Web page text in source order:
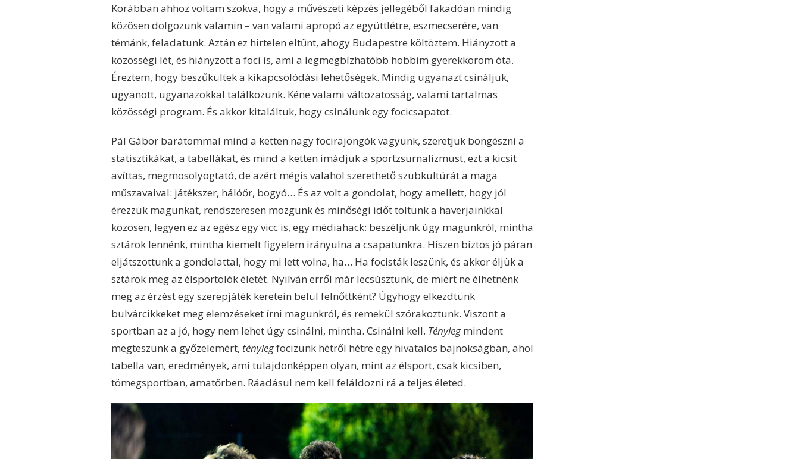
Korábban ahhoz voltam szokva, hogy a művészeti képzés jellegéből fakadóan mindig
közösen dolgozunk valamin – van valami apropó az együttlétre, eszmecserére, van
témánk, feladatunk. Aztán ez hirtelen eltűnt, ahogy Budapestre költöztem. Hiányzott a
közösségi lét, és hiányzott a foci is, ami a legmegbízhatóbb hobbim gyerekkorom óta.
Éreztem, hogy beszűkültek a kikapcsolódási lehetőségek. Mindig ugyanazt csináljuk,
ugyanott, ugyanazokkal találkozunk. Kéne valami változatosság, valami tartalmas
közösségi program. És akkor kitaláltuk, hogy csinálunk egy focicsapatot.
Pál Gábor barátommal mind a ketten nagy focirajongók vagyunk, szeretjük böngészni a
statisztikákat, a tabellákat, és mind a ketten imádjuk a sportzsurnalizmust, ezt a kicsit
avíttas, megmosolyogtató, de azért mégis valahol szerethető szubkultúrát a maga
műszavaival: játékszer, hálóőr, bogyó… És az volt a gondolat, hogy amellett, hogy jól
érezzük magunkat, rendszeresen mozgunk és minőségi időt töltünk a haverjainkkal
közösen, legyen ez az egész egy vicc is, egy médiahack: beszéljünk úgy magunkról, mintha
sztárok lennénk, mintha kiemelt figyelem irányulna a csapatunkra. Hiszen biztos jó páran
eljátszottunk a gondolattal, hogy mi lett volna, ha… Ha focisták leszünk, és akkor éljük a
sztárok meg az élsportolók életét. Nyilván erről már lecsúsztunk, de miért ne élhetnénk
meg az érzést egy szerepjáték keretein belül felnőttként? Úgyhogy elkezdtünk
bulvárcikkeket meg elemzéseket írni magunkról, és remekül szórakoztunk. Viszont a
sportban az a jó, hogy nem lehet úgy csinálni, mintha. Csinálni kell. Ténylegmindent
megteszünk a győzelemért, ténylegfocizunk hétről hétre egy hivatalos bajnokságban, ahol
tabella van, eredmények, ami tulajdonképpen olyan, mint az élsport, csak kicsiben,
tömegsportban, amatőrben. Ráadásul nem kell feláldozni rá a teljes életed.